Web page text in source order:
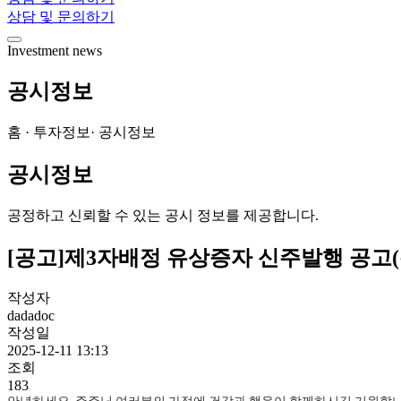
상담 및 문의하기
Investment news
공시정보
홈 · 투자정보· 공시정보
공시정보
공정하고 신뢰할 수 있는 공시 정보를 제공합니다.
[공고]제3자배정 유상증자 신주발행 공고
작성자
dadadoc
작성일
2025-12-11 13:13
조회
183